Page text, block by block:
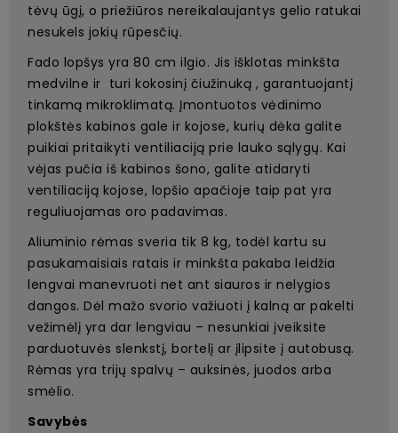
tėvų ūgį, o priežiūros nereikalaujantys gelio ratukai
nesukels jokių rūpesčių.
Fado lopšys yra 80 cm ilgio. Jis išklotas minkšta
medvilne ir turi kokosinį čiužinuką , garantuojantį
tinkamą mikroklimatą. Įmontuotos vėdinimo
plokštės kabinos gale ir kojose, kurių dėka galite
puikiai pritaikyti ventiliaciją prie lauko sąlygų. Kai
vėjas pučia iš kabinos šono, galite atidaryti
ventiliaciją kojose, lopšio apačioje taip pat yra
reguliuojamas oro padavimas.
Aliuminio rėmas sveria tik 8 kg, todėl kartu su
pasukamaisiais ratais ir minkšta pakaba leidžia
lengvai manevruoti net ant siauros ir nelygios
dangos. Dėl mažo svorio važiuoti į kalną ar pakelti
vežimėlį yra dar lengviau – nesunkiai įveiksite
parduotuvės slenkstį, bortelį ar įlipsite į autobusą.
Rėmas yra trijų spalvų – auksinės, juodos arba
smėlio.
Savybės